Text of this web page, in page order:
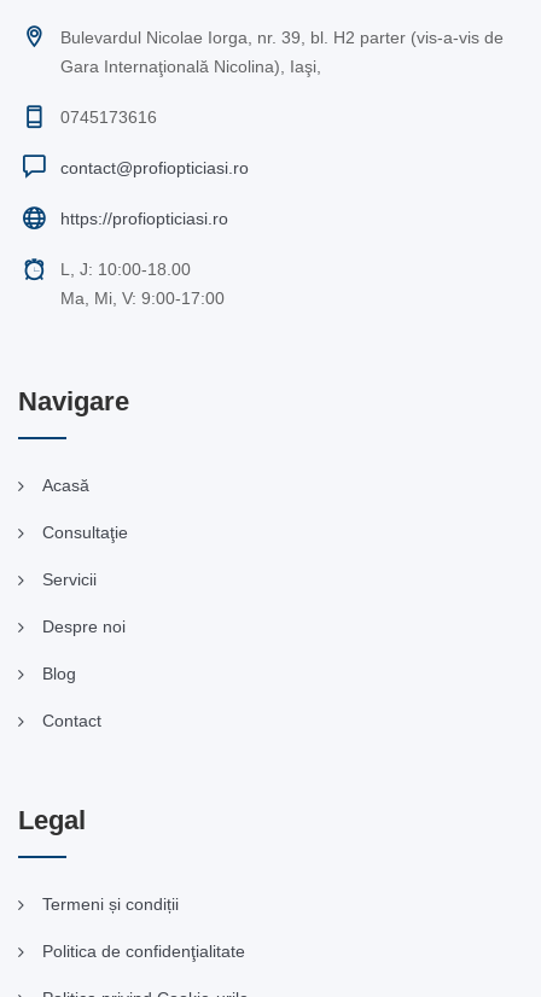
Bulevardul Nicolae Iorga, nr. 39, bl. H2 parter (vis-a-vis de
Gara Internaţională Nicolina), Iaşi,
0745173616
contact@profiopticiasi.ro
https://profiopticiasi.ro
L, J: 10:00-18.00
Ma, Mi, V: 9:00-17:00
Navigare
Acasă
Consultaţie
Servicii
Despre noi
Blog
Contact
Legal
Termeni și condiții
Politica de confidenţialitate